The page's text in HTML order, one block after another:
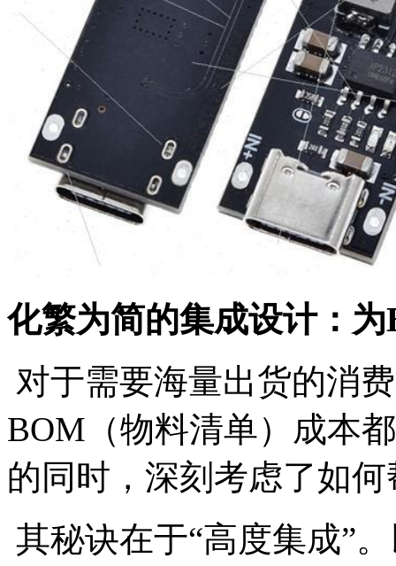
化繁为简的集成设计：
对于需要海量出货的消
BOM（物料清单）成本
的同时，深刻考虑了如
其秘诀在于“高度集成”